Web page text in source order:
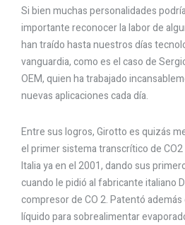
Si bien muchas personalidades
importante reconocer la labor de
han traído hasta nuestros días
vanguardia, como es el caso de
OEM, quien ha trabajado
nuevas aplicaciones cada día.
Entre sus logros, Girotto es quizás
el primer sistema transcrítico de
Italia ya en el 2001, dando sus
cuando le pidió al fabricante italiano
compresor de CO 2. Patentó
líquido para sobrealimentar